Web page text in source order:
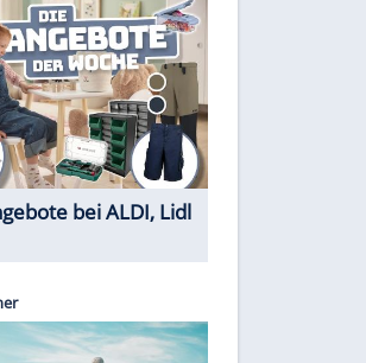
Die teuersten
BVB-Geschichte
Die gruseligsten Ort der
Daten zwischen
Android austauschen